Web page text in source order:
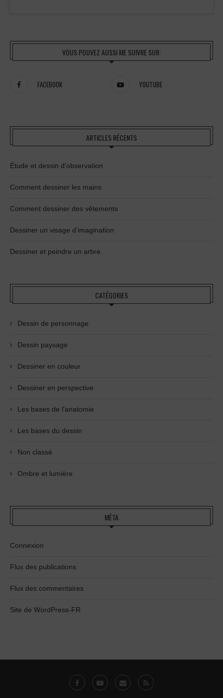
VOUS POUVEZ AUSSI ME SUIVRE SUR:
FACEBOOK YOUTUBE
ARTICLES RÉCENTS
Étude et dessin d’observation
Comment dessiner les mains
Comment dessiner des vêtements
Dessiner un visage d’imagination
Dessiner et peindre un arbre
CATÉGORIES
Dessin de personnage
Dessin paysage
Dessiner en couleur
Dessiner en perspective
Les bases de l'anatomie
Les bases du dessin
Non classé
Ombre et lumière
MÉTA
Connexion
Flux des publications
Flux des commentaires
Site de WordPress-FR